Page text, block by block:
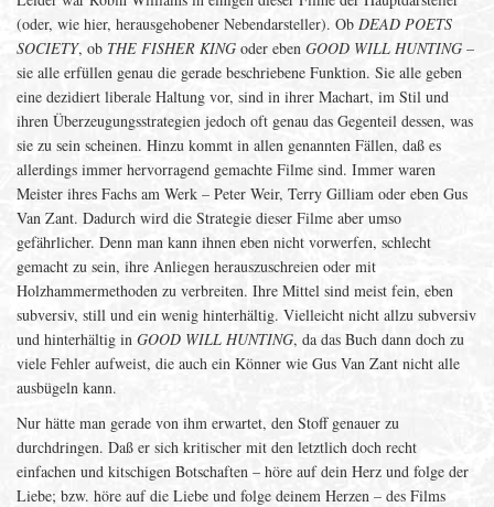
(oder, wie hier, herausgehobener Nebendarsteller). Ob DEAD POETS
SOCIETY, ob THE FISHER KING oder eben GOOD WILL HUNTING –
sie alle erfüllen genau die gerade beschriebene Funktion. Sie alle geben
eine dezidiert liberale Haltung vor, sind in ihrer Machart, im Stil und
ihren Überzeugungsstrategien jedoch oft genau das Gegenteil dessen, was
sie zu sein scheinen. Hinzu kommt in allen genannten Fällen, daß es
allerdings immer hervorragend gemachte Filme sind. Immer waren
Meister ihres Fachs am Werk – Peter Weir, Terry Gilliam oder eben Gus
Van Zant. Dadurch wird die Strategie dieser Filme aber umso
gefährlicher. Denn man kann ihnen eben nicht vorwerfen, schlecht
gemacht zu sein, ihre Anliegen herauszuschreien oder mit
Holzhammermethoden zu verbreiten. Ihre Mittel sind meist fein, eben
subversiv, still und ein wenig hinterhältig. Vielleicht nicht allzu subversiv
und hinterhältig in GOOD WILL HUNTING, da das Buch dann doch zu
viele Fehler aufweist, die auch ein Könner wie Gus Van Zant nicht alle
ausbügeln kann.
Nur hätte man gerade von ihm erwartet, den Stoff genauer zu
durchdringen. Daß er sich kritischer mit den letztlich doch recht
einfachen und kitschigen Botschaften – höre auf dein Herz und folge der
Liebe; bzw. höre auf die Liebe und folge deinem Herzen – des Films